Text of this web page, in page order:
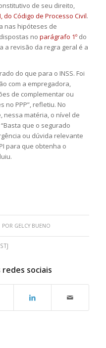
de seu direito,
do Código de Processo Civil.
nas hipóteses de
no parágrafo 1ºdo
a revisão da regra geral é a
do que para o INSS. Foi
com a empregadora,
de complementar ou
no PPP”, refletiu. No
nessa matéria, o nível de
que o segurado
ou dúvida relevante
para que obtenha o
POR GELCY BUENO
STJ
sociais